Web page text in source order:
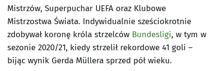
Mistrzów, Superpuchar UEFA oraz Klubowe
Mistrzostwa Świata. Indywidualnie sześciokrotnie
zdobywał koronę króla strzelców Bundesligi, w tym w
sezonie 2020/21, kiedy strzelił rekordowe 41 goli –
bijąc wynik Gerda Müllera sprzed pół wieku.